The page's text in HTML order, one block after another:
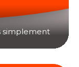
simplement